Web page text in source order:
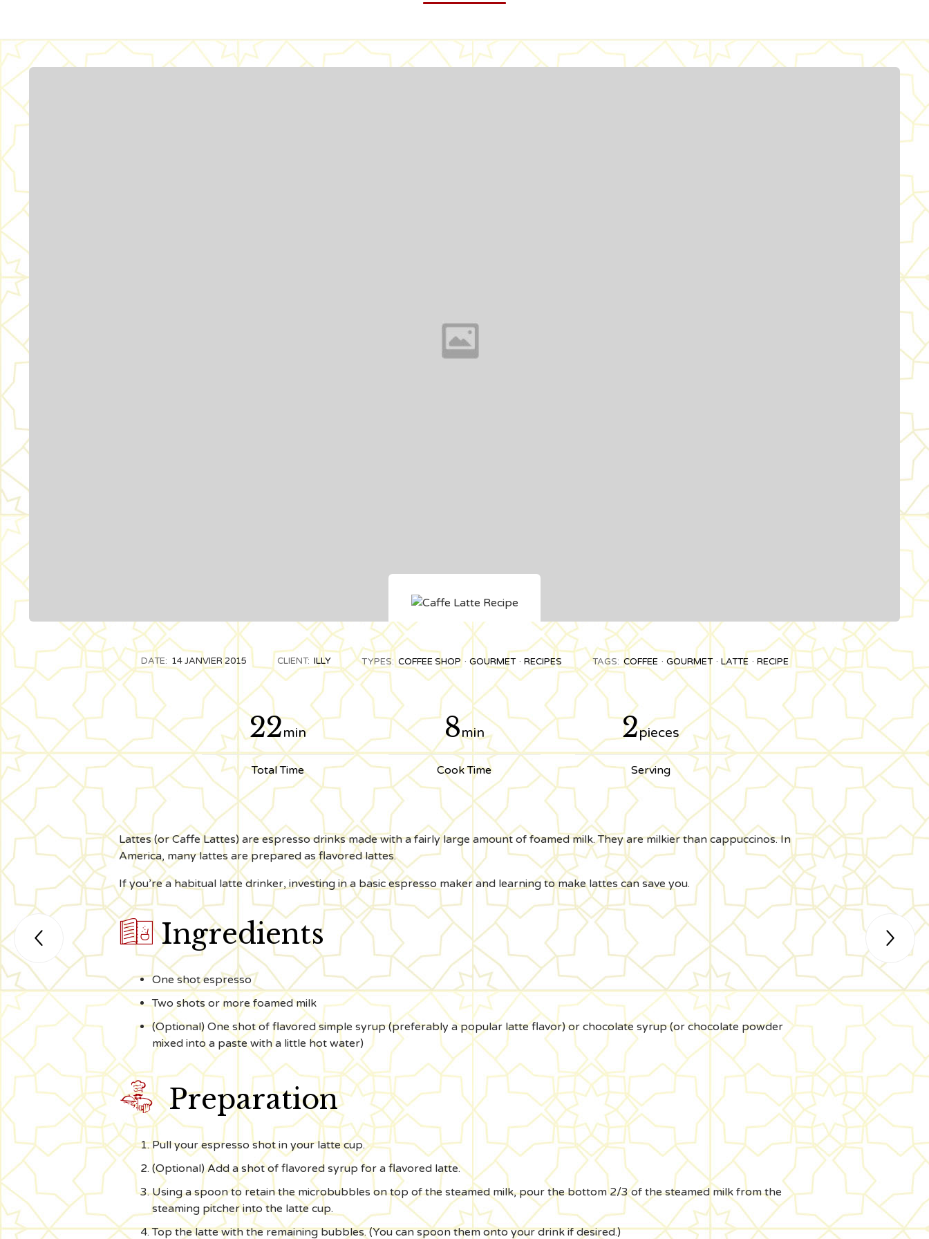
DATE: 14 JANVIER 2015 CLIENT: ILLY TYPES: COFFEE SHOP GOURMET RECIPES TAGS: COFFEE GOURMET LATTE RECIPE
22min
Total Time
8min
Cook Time
2pieces
Serving
Lattes (or Caffe Lattes) are espresso drinks made with a fairly large amount of foamed milk. They are milkier than cappuccinos. In
America, many lattes are prepared as flavored lattes.
If you’re a habitual latte drinker, investing in a basic espresso maker and learning to make lattes can save you.
Ingredients
One shot espresso
Two shots or more foamed milk
(Optional) One shot of flavored simple syrup (preferably a popular latte flavor) or chocolate syrup (or chocolate powder
mixed into a paste with a little hot water)
Preparation
Pull your espresso shot in your latte cup.
(Optional) Add a shot of flavored syrup for a flavored latte.
Using a spoon to retain the microbubbles on top of the steamed milk, pour the bottom 2/3 of the steamed milk from the
steaming pitcher into the latte cup.
Top the latte with the remaining bubbles. (You can spoon them onto your drink if desired.)
 